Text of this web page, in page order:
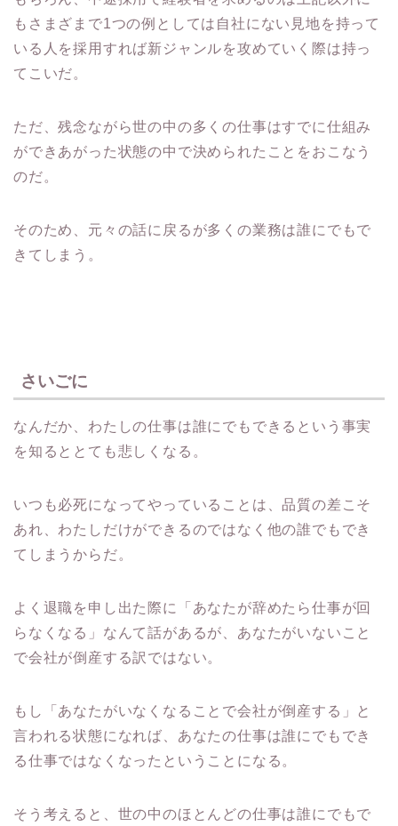
もさまざまで1つの例としては自社にない見地を持って
いる人を採用すれば新ジャンルを攻めていく際は持っ
てこいだ。
ただ、残念ながら世の中の多くの仕事はすでに仕組み
ができあがった状態の中で決められたことをおこなう
のだ。
そのため、元々の話に戻るが多くの業務は誰にでもで
きてしまう。
さいごに
なんだか、わたしの仕事は誰にでもできるという事実
を知るととても悲しくなる。
いつも必死になってやっていることは、品質の差こそ
あれ、わたしだけができるのではなく他の誰でもでき
てしまうからだ。
よく退職を申し出た際に「あなたが辞めたら仕事が回
らなくなる」なんて話があるが、あなたがいないこと
で会社が倒産する訳ではない。
もし「あなたがいなくなることで会社が倒産する」と
言われる状態になれば、あなたの仕事は誰にでもでき
る仕事ではなくなったということになる。
そう考えると、世の中のほとんどの仕事は誰にでもで